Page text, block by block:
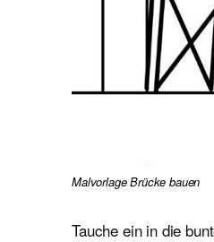
Malvorlage Brücke bauen
Tauche ein in die